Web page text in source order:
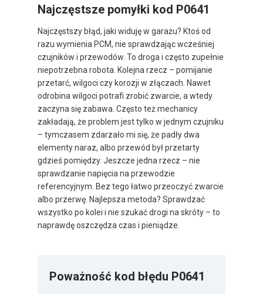
Najczęstsze pomyłki kod P0641
Najczęstszy błąd, jaki widuję w garażu? Ktoś od
razu wymienia PCM, nie sprawdzając wcześniej
czujników i przewodów. To droga i często zupełnie
niepotrzebna robota. Kolejna rzecz – pomijanie
przetarć, wilgoci czy korozji w złączach. Nawet
odrobina wilgoci potrafi zrobić zwarcie, a wtedy
zaczyna się zabawa. Często też mechanicy
zakładają, że problem jest tylko w jednym czujniku
– tymczasem zdarzało mi się, że padły dwa
elementy naraz, albo przewód był przetarty
gdzieś pomiędzy. Jeszcze jedna rzecz – nie
sprawdzanie napięcia na przewodzie
referencyjnym. Bez tego łatwo przeoczyć zwarcie
albo przerwę. Najlepsza metoda? Sprawdzać
wszystko po kolei i nie szukać drogi na skróty – to
naprawdę oszczędza czas i pieniądze.
Poważność kod błędu P0641